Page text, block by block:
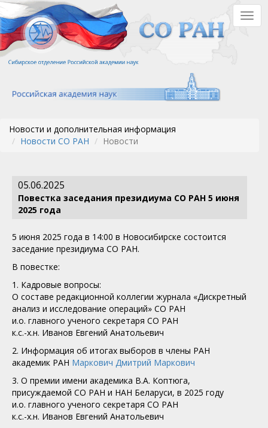
Перейти
к
основному
содержанию
Новости и дополнительная информация
Новости СО РАН
Новости
05.06.2025
Повестка заседания президиума СО РАН 5 июня
2025 года
5 июня 2025 года в 14:00 в Новосибирске состоится
заседание президиума СО РАН.
В повестке:
1. Кадровые вопросы:
О составе редакционной коллегии журнала «Дискретный
анализ и исследование операций» СО РАН
и.о. главного ученого секретаря СО РАН
к.с.-х.н. Иванов Евгений Анатольевич
2. Информация об итогах выборов в члены РАН
академик РАН Маркович Дмитрий Маркович
3. О премии имени академика В.А. Коптюга,
присуждаемой СО РАН и НАН Беларуси, в 2025 году
и.о. главного ученого секретаря СО РАН
к.с.-х.н. Иванов Евгений Анатольевич